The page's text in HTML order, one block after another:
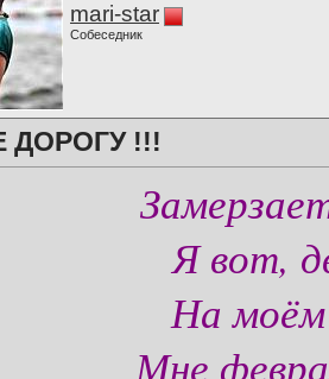
mari-star
Собеседник
ДОРОГУ !!!
Я вот,
На моём
Мне